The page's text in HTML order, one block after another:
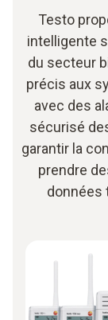
Testo
intelligente
du secteur
précis aux
avec des
sécurisé
garantir la
prendre
données